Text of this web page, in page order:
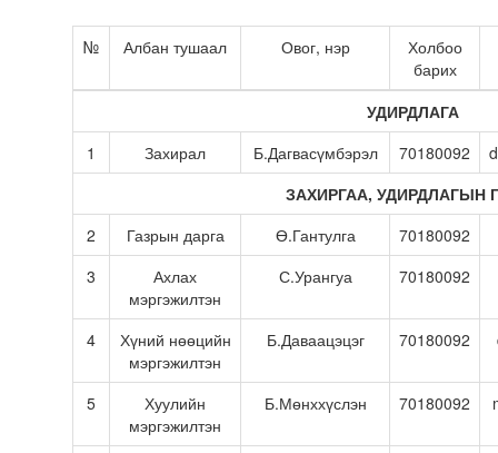
№ Албан тушаал Овог, нэр
Холбоо
барих
УДИРДЛАГА
1
Захирал Б.Дагвасүмбэрэл 70180092
ЗАХИРГАА, УДИРДЛАГЫН
2
Газрын дарга Ө.Гантулга
70180092
3
Ахлах
мэргэжилтэн
С.Урангуа 70180092
4
Хүний нөөцийн
мэргэжилтэн
Б.Даваацэцэг 70180092
5
Хуулийн
мэргэжилтэн
Б.Мөнххүслэн 70180092